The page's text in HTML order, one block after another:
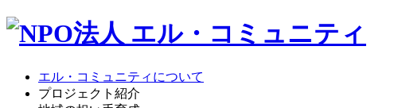
エル・コミュニティについて
プロジェクト紹介